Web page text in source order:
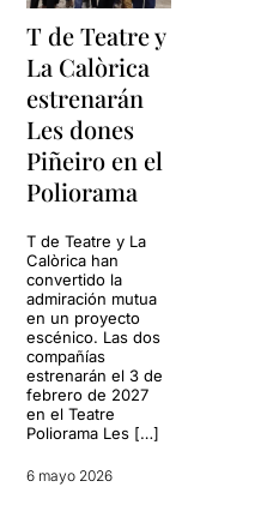
T de Teatre y
La Calòrica
estrenarán
Les dones
Piñeiro en el
Poliorama
T de Teatre y La
Calòrica han
convertido la
admiración mutua
en un proyecto
escénico. Las dos
compañías
estrenarán el 3 de
febrero de 2027
en el Teatre
Poliorama Les […]
6 mayo 2026